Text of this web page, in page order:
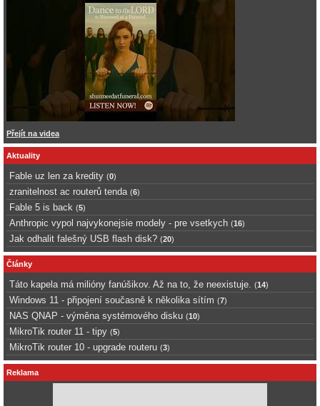
Přejít na videa
Aktuality
Fable uz len za kredity (0)
zranitelnost ac routerů tenda (6)
Fable 5 is back (5)
Anthropic vypol najvykonejsie modely - pre vsetkych (16)
Jak odhalit falešný USB flash disk? (20)
Články
Táto kapela má milióny fanúšikov. Až na to, že neexistuje. (14)
Windows 11 - připojení současně k několika sítím (7)
NAS QNAP - výměna systémového disku (10)
MikroTik router 11 - tipy (5)
MikroTik router 10 - upgrade routeru (3)
Reklama